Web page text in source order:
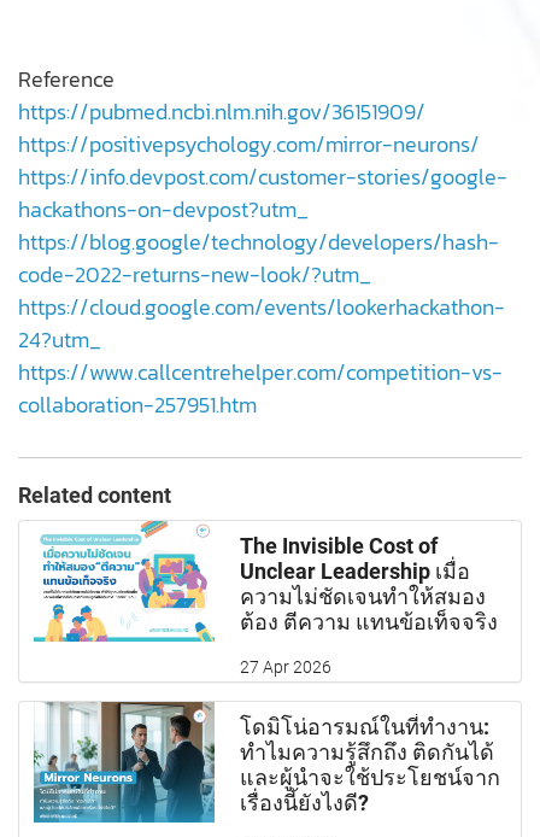
Reference
https://pubmed.ncbi.nlm.nih.gov/36151909/
https://positivepsychology.com/mirror-neurons/
https://info.devpost.com/customer-stories/google-
hackathons-on-devpost?utm_
https://blog.google/technology/developers/hash-
code-2022-returns-new-look/?utm_
https://cloud.google.com/events/lookerhackathon-
24?utm_
https://www.callcentrehelper.com/competition-vs-
collaboration-257951.htm
Related content
The Invisible Cost of
Unclear Leadership เมื่อ
ความไม่ชัดเจนทำให้สมอง
ต้อง ตีความ แทนข้อเท็จจริง
27 Apr 2026
โดมิโน่อารมณ์ในที่ทำงาน:
ทำไมความรู้สึกถึง ติดกันได้
และผู้นำจะใช้ประโยชน์จาก
เรื่องนี้ยังไงดี?